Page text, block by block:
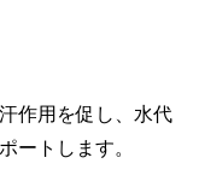
作用を促し、水代
ートします。